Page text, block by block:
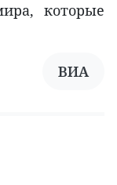
которые
ВИА